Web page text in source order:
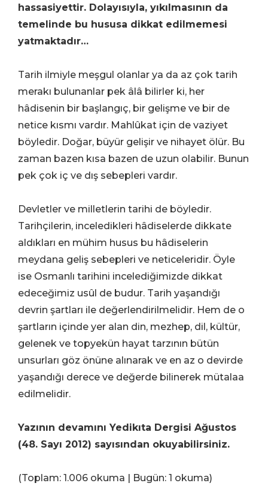
hassasiyettir. Dolayısıyla, yıkılmasının da
temelinde bu hususa dikkat edilmemesi
yatmaktadır…
Tarih ilmiyle meşgul olanlar ya da az çok tarih
merakı bulunanlar pek âlâ bilirler ki, her
hâdisenin bir başlangıç, bir gelişme ve bir de
netice kısmı vardır. Mahlûkat için de vaziyet
böyledir. Doğar, büyür gelişir ve nihayet ölür. Bu
zaman bazen kısa bazen de uzun olabilir. Bunun
pek çok iç ve dış sebepleri vardır.
Devletler ve milletlerin tarihi de böyledir.
Tarihçilerin, inceledikleri hâdiselerde dikkate
aldıkları en mühim husus bu hâdiselerin
meydana geliş sebepleri ve neticeleridir. Öyle
ise Osmanlı tarihini incelediğimizde dikkat
edeceğimiz usûl de budur. Tarih yaşandığı
devrin şartları ile değerlendirilmelidir. Hem de o
şartların içinde yer alan din, mezhep, dil, kültür,
gelenek ve topyekün hayat tarzının bütün
unsurları göz önüne alınarak ve en az o devirde
yaşandığı derece ve değerde bilinerek mütalaa
edilmelidir.
Yazının devamını Yedikıta Dergisi Ağustos
(48. Sayı 2012) sayısından okuyabilirsiniz.
(Toplam: 1.006 okuma | Bugün: 1 okuma)